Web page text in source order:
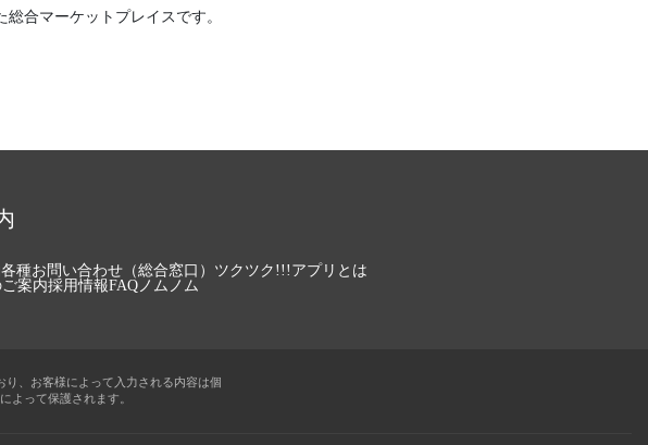
総合マーケットプレイスです。
各種お問い合わせ（総合窓口） ツクツク!!!アプリとは
案内採用情報FAQノムノム
、お客様によって入力される内容は個
よって保護されます。